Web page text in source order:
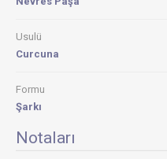
Usulü
Curcuna
Formu
Şarkı
Notaları